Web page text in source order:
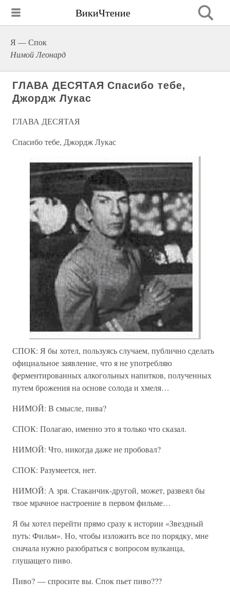
ВикиЧтение
Я — Спок
Нимой Леонард
ГЛАВА ДЕСЯТАЯ Спасибо тебе,
Джордж Лукас
ГЛАВА ДЕСЯТАЯ
Спасибо тебе, Джордж Лукас
СПОК: Я бы хотел, пользуясь случаем, публично сделать
официальное заявление, что я не употребляю
ферментированных алкогольных напитков, полученных
путем брожения на основе солода и хмеля…
НИМОЙ: В смысле, пива?
СПОК: Полагаю, именно это я только что сказал.
НИМОЙ: Что, никогда даже не пробовал?
СПОК: Разумеется, нет.
НИМОЙ: А зря. Стаканчик-другой, может, развеял бы
твое мрачное настроение в первом фильме…
Я бы хотел перейти прямо сразу к истории «Звездный
путь: Фильм». Но, чтобы изложить все по порядку, мне
сначала нужно разобраться с вопросом вулканца,
глушащего пиво.
Пиво? — спросите вы. Спок пьет пиво???